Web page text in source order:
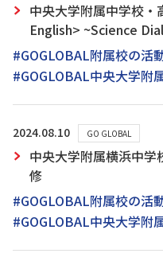
中央大学附属中学校
English> ~Science
#GOGLOBAL附属校の活
#GOGLOBAL中央大学附
2024.08.10 GO GLOBAL
中央大学附属横浜中
修
#GOGLOBAL附属校の活
#GOGLOBAL中央大学附